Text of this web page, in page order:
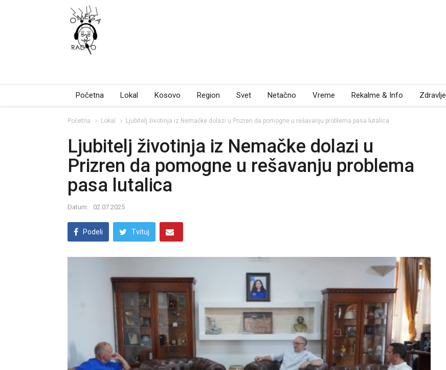
Početna Lokal Kosovo Region Svet Netačno Vreme Rekalme & Info Zdravlje
Početna Lokal Ljubitelj životinja iz Nemačke dolazi u Prizren da pomogne u rešavanju problema pasa lutalica
Ljubitelj životinja iz Nemačke dolazi u
Prizren da pomogne u rešavanju problema
pasa lutalica
Datum: 02.07.2025
Podeli Tvituj